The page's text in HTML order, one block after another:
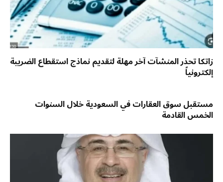
زاتكا تحذر المنشآت آخر مهلة لتقديم نماذج استقطاع الضريبة
إلكترونياً
مستقبل سوق العقارات في السعودية خلال السنوات
الخمس القادمة